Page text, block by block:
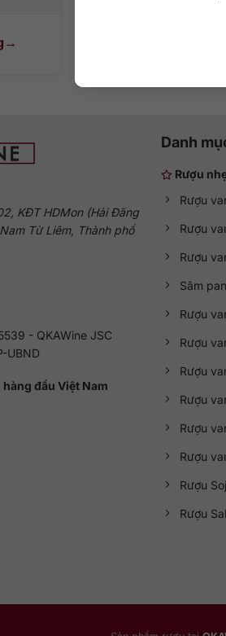
KĐT HDMon (Hải Đăng
Từ Liêm, Thành phố
- QKAWine JSC
UBND
đầu Việt Nam
Danh
Rượu
Rượu
Rượu
Rượu
Sâm
Rượu
Rượu
Rượu
Rượu
Rượu
Rượu
Rượu
Rượu